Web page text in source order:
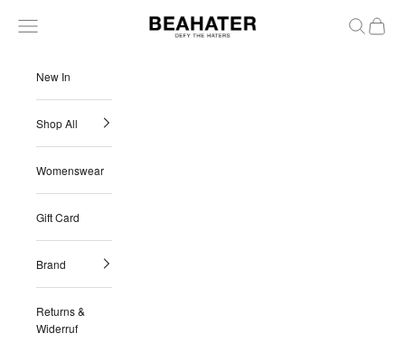
BEAHATER
Menú Buscar
Cesta
New In
Shop All
Womenswear
Gift Card
Brand
Returns &
Widerruf